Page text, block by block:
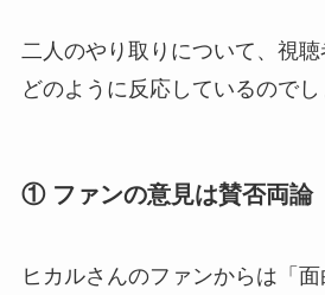
二人のやり取りについて、視
どのように反応しているのでし
① ファンの意見は賛否両論
ヒカルさんのファンからは「